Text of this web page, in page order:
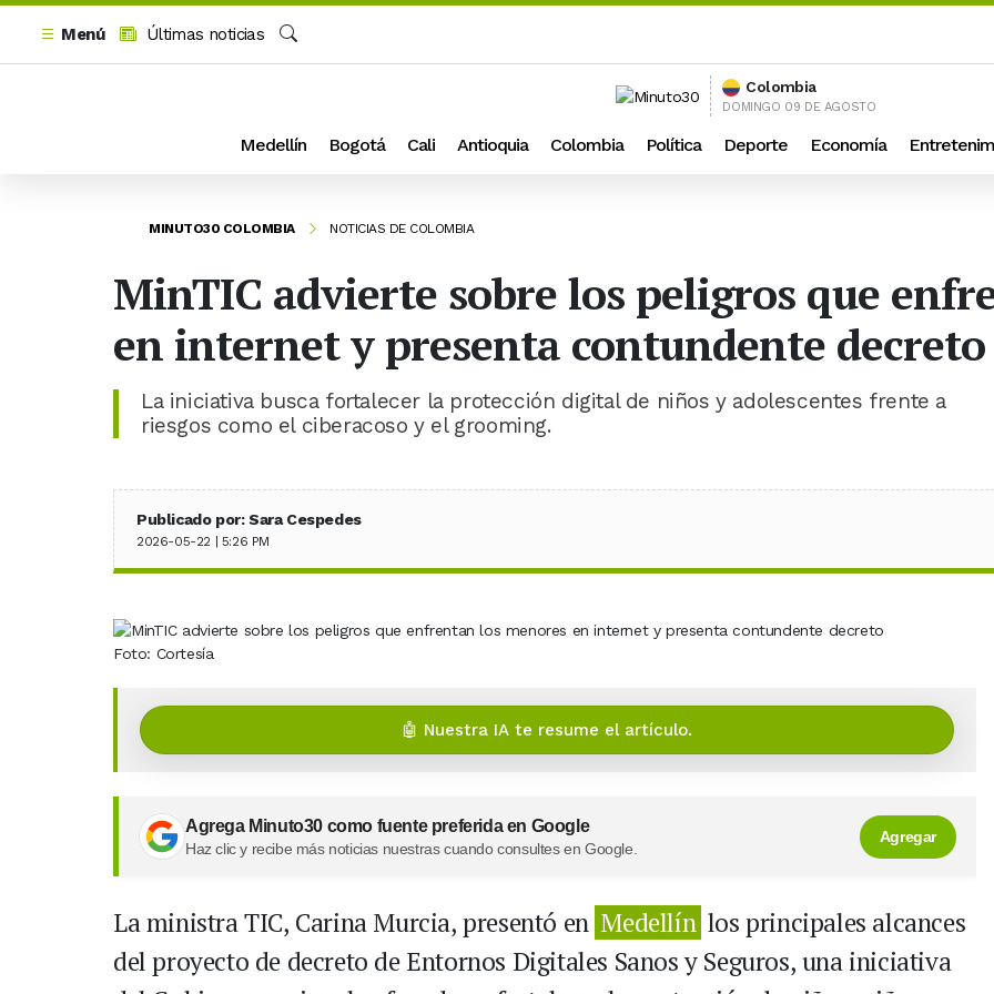
Menú
Últimas noticias
Buscar
Colombia
DOMINGO 09 DE AGOSTO
Medellín Bogotá Cali Antioquia Colombia Política Deporte Economía
MINUTO30 COLOMBIA NOTICIAS DE COLOMBIA
MinTIC advierte sobre los peligros que
en internet y presenta contundente decreto
La iniciativa busca fortalecer la protección digital de niños y adolescentes frente a
riesgos como el ciberacoso y el grooming.
Publicado por: Sara Cespedes
2026-05-22 | 5:26 PM
Foto: Cortesía
🤖 Nuestra IA te resume el artículo.
Agrega Minuto30 como fuente preferida en Google
Haz clic y recibe más noticias nuestras cuando consultes en Google.
Agregar
La ministra TIC, Carina Murcia, presentó en Medellín los principales alcances
del proyecto de decreto de Entornos Digitales Sanos y Seguros, una iniciativa